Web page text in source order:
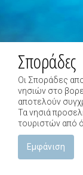
Σποράδες
Οι Σποράδες
νησιών στο
αποτελούν
Τα νησιά
τουριστών από
Εμφάνιση